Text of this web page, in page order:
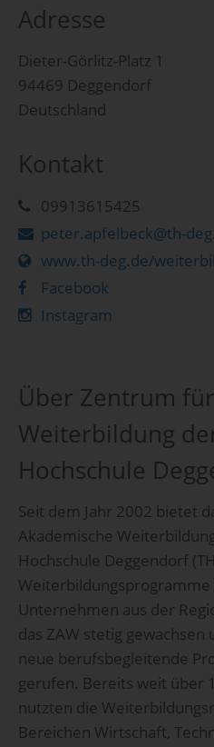
Adresse
Dieter-Görlitz-Platz 1
94469 Deggendorf
Deutschland
Kontakt
09913615425
peter.apfelbeck@th-
www.th-deg.de/
Facebook
Instagram
Über Zentrum
Weiterbildung
Hochschule
Seit dem Jahr 2002 bietet
Akademische
Hochschule Deggendorf
Unternehmen aus der
das ZAW stetig
neue berufsbegleitende
gerufen. Bereits weit über
nutzten die
Bereichen Wirtschaft,